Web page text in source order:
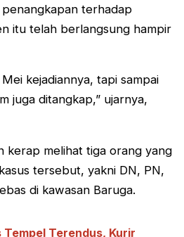
terhadap
itu telah berlangsung hampir
kejadiannya, tapi sampai
juga ditangkap,” ujarnya,
kerap melihat tiga orang yang
tersebut, yakni DN, PN,
di kawasan Baruga.
Tempel Terendus, Kurir